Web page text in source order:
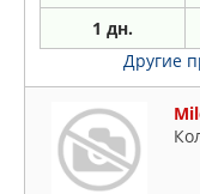
1 дн.
Другие